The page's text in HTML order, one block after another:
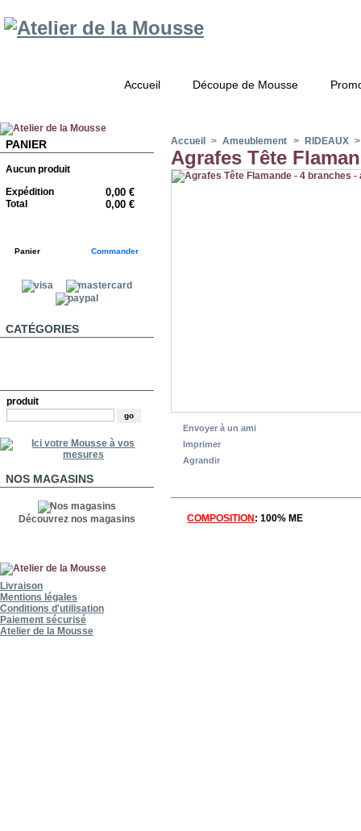
Accueil Découpe de Mousse
PANIER
Aucun produit
Expédition
0,00 €
Total 0,00 €
Panier Commander
CATÉGORIES
produit
NOS MAGASINS
Découvrez nos magasins
Accueil > Ameublement > RIDEAUX >
Agrafes Tête
Envoyer à un ami
Imprimer
Agrandir
COMPOSITION : 100% ME
Livraison
Mentions légales
Conditions d'utilisation
Paiement sécurisé
Atelier de la Mousse